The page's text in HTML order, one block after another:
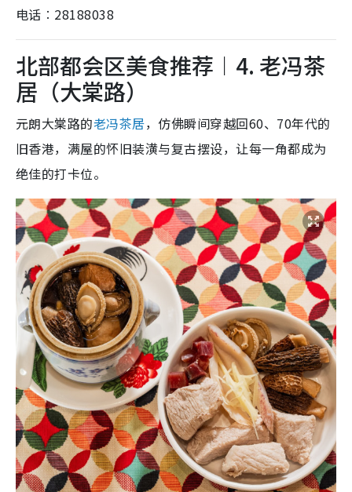
电话︰28188038
北部都会区美食推荐︱4. 老冯茶
居（大棠路）
元朗大棠路的老冯茶居，仿佛瞬间穿越回60、70年代的
旧香港，满屋的怀旧装潢与复古摆设，让每一角都成为
绝佳的打卡位。